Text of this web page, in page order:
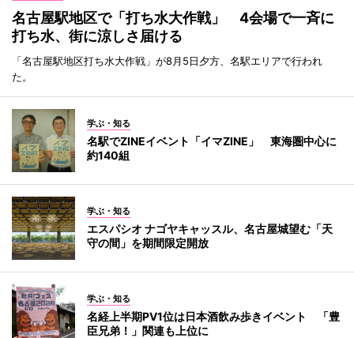
名古屋駅地区で「打ち水大作戦」 4会場で一斉に
打ち水、街に涼しさ届ける
「名古屋駅地区打ち水大作戦」が8月5日夕方、名駅エリアで行われ
た。
学ぶ・知る
名駅でZINEイベント「イマZINE」 東海圏中心に
約140組
学ぶ・知る
エスパシオ ナゴヤキャッスル、名古屋城望む「天
守の間」を期間限定開放
学ぶ・知る
名経上半期PV1位は日本酒飲み歩きイベント 「豊
臣兄弟！」関連も上位に